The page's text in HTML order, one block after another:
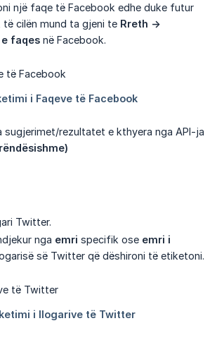
një faqe të Facebook edhe duke futur
, të cilën mund ta gjeni te Rreth ->
faqes në Facebook.
sugjerimet/rezultatet e kthyera nga API-ja
Twitter.
nga emri specifik ose emri i
së Twitter që dëshironi të etiketoni.